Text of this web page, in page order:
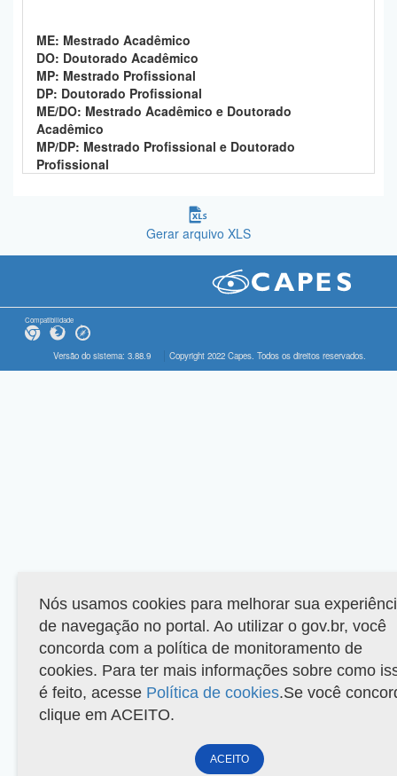
ME: Mestrado Acadêmico
DO: Doutorado Acadêmico
MP: Mestrado Profissional
DP: Doutorado Profissional
ME/DO: Mestrado Acadêmico e Doutorado
Acadêmico
MP/DP: Mestrado Profissional e Doutorado
Profissional
Gerar arquivo XLS
Compatibilidade
Versão do sistema: 3.88.9 Copyright 2022 Capes. Todos os direitos reservados.
Nós usamos cookies para melhorar sua
de navegação no portal. Ao utilizar o gov.br, você
concorda com a política de monitoramento de
cookies. Para ter mais informações sobre como
é feito, acesse Política de cookies.Se você
clique em ACEITO.
ACEITO